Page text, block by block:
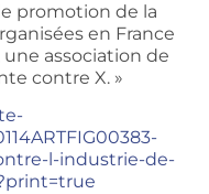
promotion de la
en France
association de
contre X. »
l-industrie-de-